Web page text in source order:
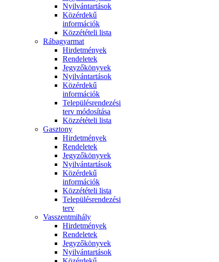
Nyilvántartások
Közérdekű
információk
Közzétételi lista
Rábagyarmat
Hirdetmények
Rendeletek
Jegyzőkönyvek
Nyilvántartások
Közérdekű
információk
Településrendezési
terv módosítása
Közzétételi lista
Gasztony
Hirdetmények
Rendeletek
Jegyzőkönyvek
Nyilvántartások
Közérdekű
információk
Közzétételi lista
Településrendezési
terv
Vasszentmihály
Hirdetmények
Rendeletek
Jegyzőkönyvek
Nyilvántartások